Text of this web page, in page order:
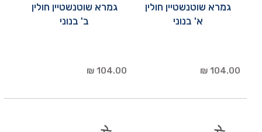
גמרא שוטנשטיין חולין
א' בנוני
104.00 ₪
גמרא שוטנשטיין חולין
ב' בנוני
104.00 ₪